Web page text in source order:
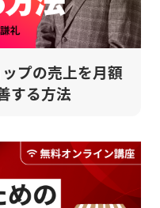
プの売上を月額
する方法